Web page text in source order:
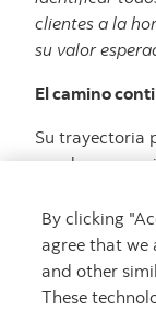
clientes a la
su valor
El camino
Su trayectoria
puede
Adriana nos
y los logros
By clicking
agree that we
and other
These